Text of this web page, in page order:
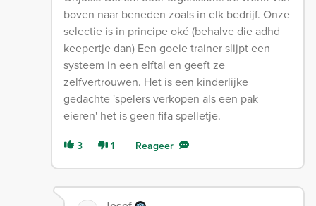
boven naar beneden zoals in elk bedrijf. Onze
selectie is in principe oké (behalve die adhd
keepertje dan) Een goeie trainer slijpt een
systeem in een elftal en geeft ze
zelfvertrouwen. Het is een kinderlijke
gedachte 'spelers verkopen als een pak
eieren' het is geen fifa spelletje.
3 1 Reageer